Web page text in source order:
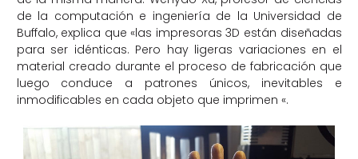
de la computación e ingeniería de la Universidad de
Buffalo, explica que «las impresoras 3D están diseñadas
para ser idénticas. Pero hay ligeras variaciones en el
material creado durante el proceso de fabricación que
luego conduce a patrones únicos, inevitables e
inmodificables en cada objeto que imprimen «.